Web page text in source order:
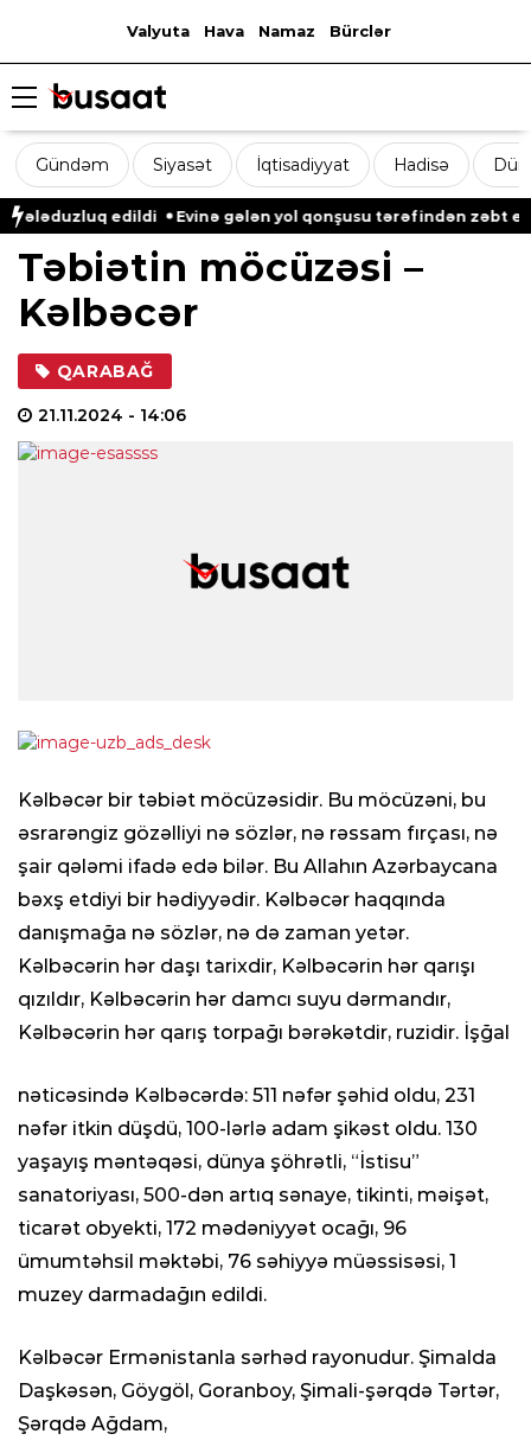
Valyuta Hava Namaz Bürclər
Gündəm Siyasət İqtisadiyyat Hadisə
edildi Evinə gələn yol qonşusu tərəfindən zəbt edilən
Təbiətin möcüzəsi –
Kəlbəcər
QARABAĞ
21.11.2024 - 14:06
Kəlbəcər bir təbiət möcüzəsidir. Bu möcüzəni, bu
əsrarəngiz gözəlliyi nə sözlər, nə rəssam fırçası, nə
şair qələmi ifadə edə bilər. Bu Allahın Azərbaycana
bəxş etdiyi bir hədiyyədir. Kəlbəcər haqqında
danışmağa nə sözlər, nə də zaman yetər.
Kəlbəcərin hər daşı tarixdir, Kəlbəcərin hər qarışı
qızıldır, Kəlbəcərin hər damcı suyu dərmandır,
Kəlbəcərin hər qarış torpağı bərəkətdir, ruzidir. İşğal
nəticəsində Kəlbəcərdə: 511 nəfər şəhid oldu, 231
nəfər itkin düşdü, 100-lərlə adam şikəst oldu. 130
yaşayış məntəqəsi, dünya şöhrətli, “İstisu”
sanatoriyası, 500-dən artıq sənaye, tikinti, məişət,
ticarət obyekti, 172 mədəniyyət ocağı, 96
ümumtəhsil məktəbi, 76 səhiyyə müəssisəsi, 1
muzey darmadağın edildi.
Kəlbəcər Ermənistanla sərhəd rayonudur. Şimalda
Daşkəsən, Göygöl, Goranboy, Şimali-şərqdə Tərtər,
Şərqdə Ağdam,